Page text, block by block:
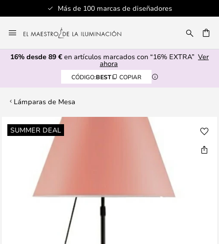
Más de 100 marcas de diseñadores
al
contenido
16% desde 89 € en artículos marcados con “16% EXTRA” Ver
ahora
CÓDIGO:BEST COPIAR
Lámparas de Mesa
SUMMER DEAL
Saltar
al